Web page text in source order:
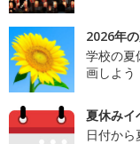
2026年
学校の夏
画しよう
夏休みイ
日付か